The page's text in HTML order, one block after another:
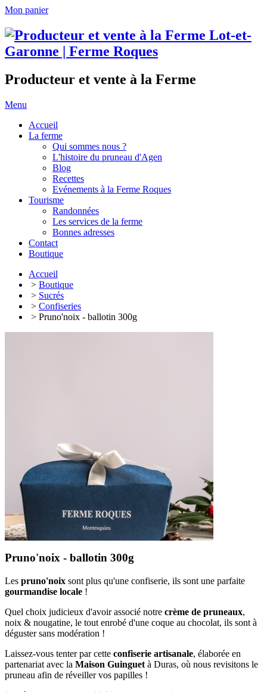
Mon panier
Producteur et vente à la Ferme
Menu
Accueil
La ferme
Qui sommes nous ?
L'histoire du pruneau d'Agen
Blog
Recettes
Evénements à la Ferme Roques
Tourisme
Randonnées
Les services de la ferme
Bonnes adresses
Contact
Boutique
Accueil
> Boutique
> Sucrés
> Confiseries
> Pruno'noix - ballotin 300g
Pruno'noix - ballotin 300g
Les pruno'noix sont plus qu'une confiserie, ils sont une parfaite
gourmandise locale !
Quel choix judicieux d'avoir associé notre crème de pruneaux,
noix & nougatine, le tout enrobé d'une coque au chocolat, ils sont à
déguster sans modération !
Laissez-vous tenter par cette confiserie artisanale, élaborée en
partenariat avec la Maison Guinguet à Duras, où nous revisitons le
pruneau afin de réveiller vos papilles !